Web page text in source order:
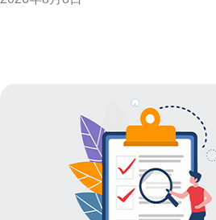
换、监控回滚与SEO/GEO注意点，为